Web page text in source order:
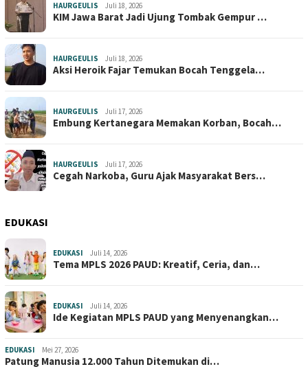
HAURGEULIS Juli 18, 2026
KIM Jawa Barat Jadi Ujung Tombak Gempur …
HAURGEULIS Juli 18, 2026
Aksi Heroik Fajar Temukan Bocah Tenggela…
HAURGEULIS Juli 17, 2026
Embung Kertanegara Memakan Korban, Bocah…
HAURGEULIS Juli 17, 2026
Cegah Narkoba, Guru Ajak Masyarakat Bers…
EDUKASI
EDUKASI Juli 14, 2026
Tema MPLS 2026 PAUD: Kreatif, Ceria, dan…
EDUKASI Juli 14, 2026
Ide Kegiatan MPLS PAUD yang Menyenangkan…
EDUKASI Mei 27, 2026
Patung Manusia 12.000 Tahun Ditemukan di…